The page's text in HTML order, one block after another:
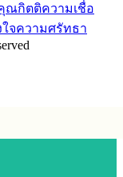
ณกิตติความเชื่อ
จความศรัทธา